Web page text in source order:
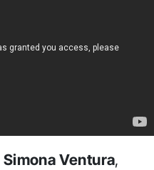
Simona Ventura,